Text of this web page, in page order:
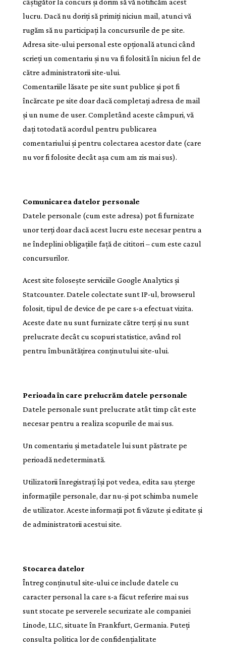
câștigător la concurs și dorim să vă notificăm acest
lucru. Dacă nu doriți să primiți niciun mail, atunci vă
rugăm să nu participați la concursurile de pe site.
Adresa site-ului personal este opțională atunci când
scrieți un comentariu și nu va fi folosită în niciun fel de
către administratorii site-ului.
Comentariile lăsate pe site sunt publice și pot fi
încărcate pe site doar dacă completați adresa de mail
și un nume de user. Completând aceste câmpuri, vă
dați totodată acordul pentru publicarea
comentariului și pentru colectarea acestor date (care
nu vor fi folosite decât așa cum am zis mai sus).
Comunicarea datelor personale
Datele personale (cum este adresa) pot fi furnizate
unor terți doar dacă acest lucru este necesar pentru a
ne îndeplini obligațiile față de cititori – cum este cazul
concursurilor.
Acest site folosește serviciile Google Analytics și
Statcounter. Datele colectate sunt IP-ul, browserul
folosit, tipul de device de pe care s-a efectuat vizita.
Aceste date nu sunt furnizate către terți și nu sunt
prelucrate decât cu scopuri statistice, având rol
pentru îmbunătățirea conținutului site-ului.
Perioada în care prelucrăm datele personale
Datele personale sunt prelucrate atât timp cât este
necesar pentru a realiza scopurile de mai sus.
Un comentariu și metadatele lui sunt păstrate pe
perioadă nedeterminată.
Utilizatorii înregistrați își pot vedea, edita sau șterge
informațiile personale, dar nu-și pot schimba numele
de utilizator. Aceste informații pot fi văzute și editate și
de administratorii acestui site.
Stocarea datelor
Întreg conținutul site-ului ce include datele cu
caracter personal la care s-a făcut referire mai sus
sunt stocate pe serverele securizate ale companiei
Linode, LLC, situate în Frankfurt, Germania. Puteți
consulta politica lor de confidențialitate